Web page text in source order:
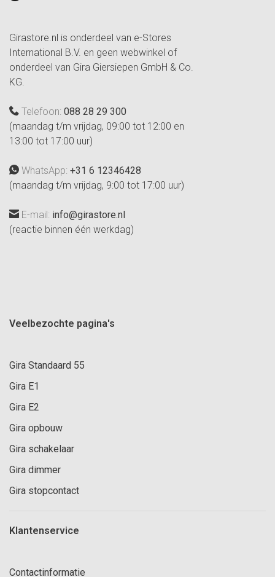
Girastore.nl is onderdeel van e-Stores
International B.V. en geen webwinkel of
onderdeel van Gira Giersiepen GmbH & Co.
KG.
Telefoon: 088 28 29 300
(maandag t/m vrijdag, 09:00 tot 12:00 en
13:00 tot 17:00 uur)
WhatsApp: +31 6 12346428
(maandag t/m vrijdag, 9:00 tot 17:00 uur)
E-mail: info@girastore.nl
(reactie binnen één werkdag)
Veelbezochte pagina's
Gira Standaard 55
Gira E1
Gira E2
Gira opbouw
Gira schakelaar
Gira dimmer
Gira stopcontact
Klantenservice
Contactinformatie